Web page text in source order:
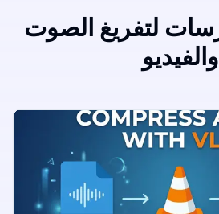
لتفريغ الصوت
والفيديو